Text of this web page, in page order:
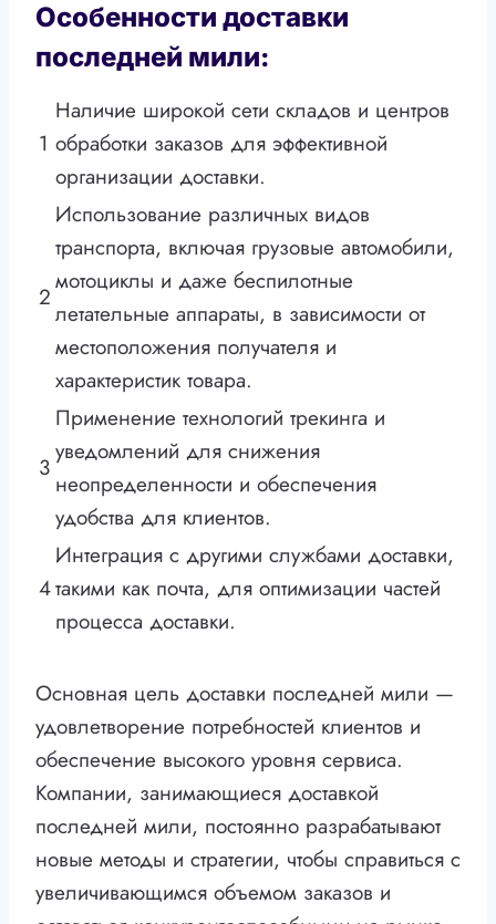
Особенности доставки
последней мили:
1
Наличие широкой сети складов и центров
обработки заказов для эффективной
организации доставки.
2
Использование различных видов
транспорта, включая грузовые автомобили,
мотоциклы и даже беспилотные
летательные аппараты, в зависимости от
местоположения получателя и
характеристик товара.
3
Применение технологий трекинга и
уведомлений для снижения
неопределенности и обеспечения
удобства для клиентов.
4
Интеграция с другими службами доставки,
такими как почта, для оптимизации частей
процесса доставки.
Основная цель доставки последней мили —
удовлетворение потребностей клиентов и
обеспечение высокого уровня сервиса.
Компании, занимающиеся доставкой
последней мили, постоянно разрабатывают
новые методы и стратегии, чтобы справиться с
увеличивающимся объемом заказов и